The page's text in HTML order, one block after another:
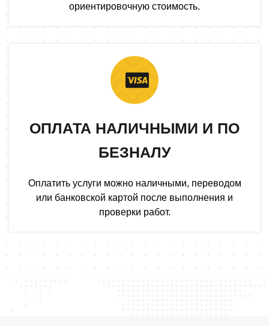
ориентировочную стоимость.
ОПЛАТА НАЛИЧНЫМИ И ПО
БЕЗНАЛУ
Оплатить услуги можно наличными, переводом
или банковской картой после выполнения и
проверки работ.